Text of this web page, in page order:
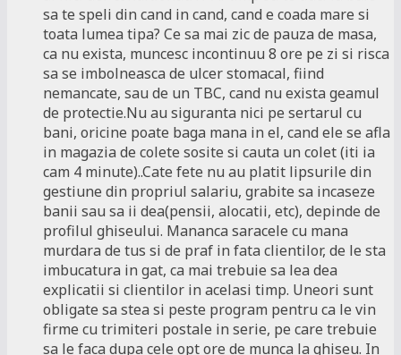
sa te speli din cand in cand, cand e coada mare si
toata lumea tipa? Ce sa mai zic de pauza de masa,
ca nu exista, muncesc incontinuu 8 ore pe zi si risca
sa se imbolneasca de ulcer stomacal, fiind
nemancate, sau de un TBC, cand nu exista geamul
de protectie.Nu au siguranta nici pe sertarul cu
bani, oricine poate baga mana in el, cand ele se afla
in magazia de colete sosite si cauta un colet (iti ia
cam 4 minute)..Cate fete nu au platit lipsurile din
gestiune din propriul salariu, grabite sa incaseze
banii sau sa ii dea(pensii, alocatii, etc), depinde de
profilul ghiseului. Mananca saracele cu mana
murdara de tus si de praf in fata clientilor, de le sta
imbucatura in gat, ca mai trebuie sa lea dea
explicatii si clientilor in acelasi timp. Uneori sunt
obligate sa stea si peste program pentru ca le vin
firme cu trimiteri postale in serie, pe care trebuie
sa le faca dupa cele opt ore de munca la ghiseu. In